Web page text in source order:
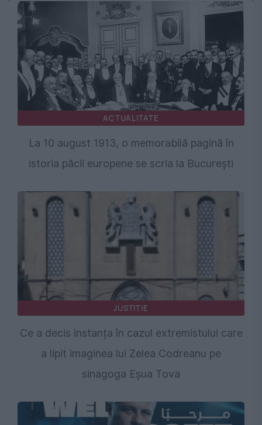
ACTUALITATE
La 10 august 1913, o memorabilă pagină în
istoria păcii europene se scria la București
JUSTITIE
Ce a decis instanța în cazul extremistului care
a lipit imaginea lui Zelea Codreanu pe
sinagoga Eșua Tova